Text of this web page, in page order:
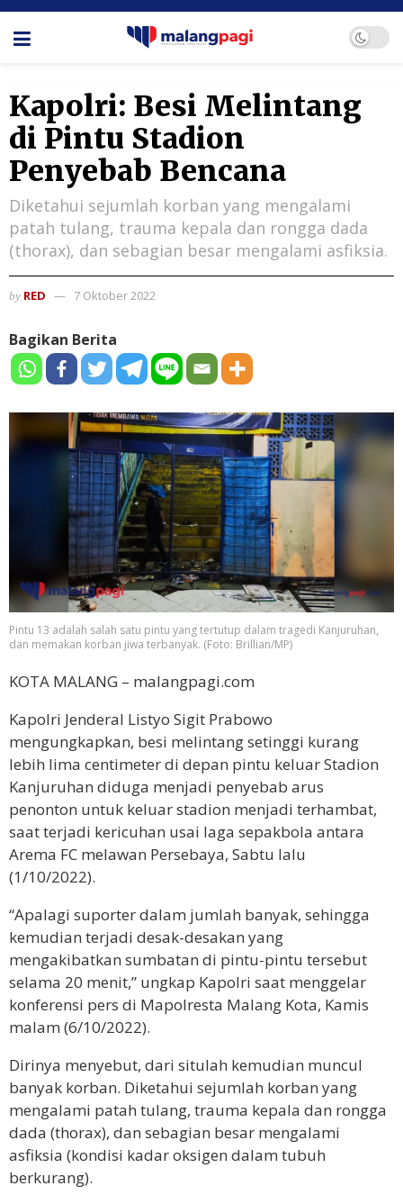
Kapolri: Besi Melintang
di Pintu Stadion
Penyebab Bencana
Diketahui sejumlah korban yang mengalami
patah tulang, trauma kepala dan rongga dada
(thorax), dan sebagian besar mengalami asfiksia.
by RED 7 Oktober 2022
Bagikan Berita
Pintu 13 adalah salah satu pintu yang tertutup dalam tragedi Kanjuruhan,
dan memakan korban jiwa terbanyak. (Foto: Brillian/MP)
KOTA MALANG – malangpagi.com
Kapolri Jenderal Listyo Sigit Prabowo
mengungkapkan, besi melintang setinggi kurang
lebih lima centimeter di depan pintu keluar Stadion
Kanjuruhan diduga menjadi penyebab arus
penonton untuk keluar stadion menjadi terhambat,
saat terjadi kericuhan usai laga sepakbola antara
Arema FC melawan Persebaya, Sabtu lalu
(1/10/2022).
“Apalagi suporter dalam jumlah banyak, sehingga
kemudian terjadi desak-desakan yang
mengakibatkan sumbatan di pintu-pintu tersebut
selama 20 menit,” ungkap Kapolri saat menggelar
konferensi pers di Mapolresta Malang Kota, Kamis
malam (6/10/2022).
Dirinya menyebut, dari situlah kemudian muncul
banyak korban. Diketahui sejumlah korban yang
mengalami patah tulang, trauma kepala dan rongga
dada (thorax), dan sebagian besar mengalami
asfiksia (kondisi kadar oksigen dalam tubuh
berkurang).